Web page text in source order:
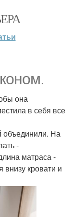
она
в себя все
объединили. На
-
матраса -
кровати и